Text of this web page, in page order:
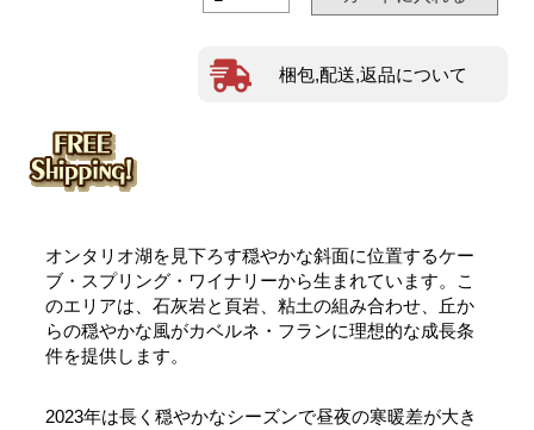
梱包,配送,返品について
オンタリオ湖を見下ろす穏やかな斜面に位置するケー
ブ・スプリング・ワイナリーから生まれています。こ
のエリアは、石灰岩と頁岩、粘土の組み合わせ、丘か
らの穏やかな風がカベルネ・フランに理想的な成長条
件を提供します。
2023年は長く穏やかなシーズンで昼夜の寒暖差が大き